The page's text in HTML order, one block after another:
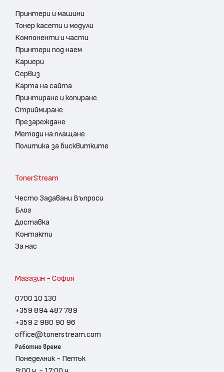
Принтери и машини
Тонер касети и модули
Компоненти и части
Принтери под наем
Кариери
Сервиз
Карта на сайта
Принтиране и копиране
Стриймиране
Презареждане
Методи на плащане
Политика за бисквитките
TonerStream
Често Задавани Въпроси
Блог
Доставка
Контакти
За нас
Магазин - София
0700 10 130
+359 894 487 789
+359 2 980 90 96
office@tonerstream.com
Работно време
Понеделник - Петък
9:00 ч. - 17:00 ч.